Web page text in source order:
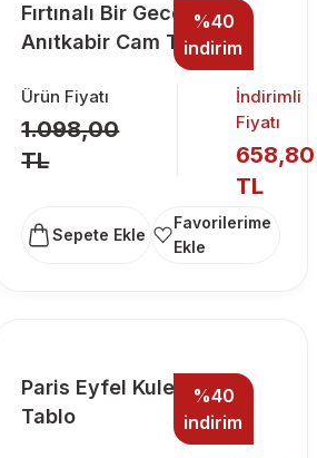
%40
indirim
Fırtınalı Bir Gecede
Anıtkabir Cam Tablo
Ürün Fiyatı
1.098,00
TL
İndirimli
Fiyatı
658,80
TL
Sepete Ekle
%40
indirim
Paris Eyfel Kulesi Cam
Tablo